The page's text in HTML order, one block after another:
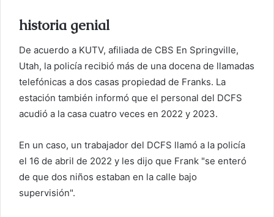
historia genial
De acuerdo a KUTV, afiliada de CBS En Springville,
Utah, la policía recibió más de una docena de llamadas
telefónicas a dos casas propiedad de Franks. La
estación también informó que el personal del DCFS
acudió a la casa cuatro veces en 2022 y 2023.
En un caso, un trabajador del DCFS llamó a la policía
el 16 de abril de 2022 y les dijo que Frank "se enteró
de que dos niños estaban en la calle bajo
supervisión".